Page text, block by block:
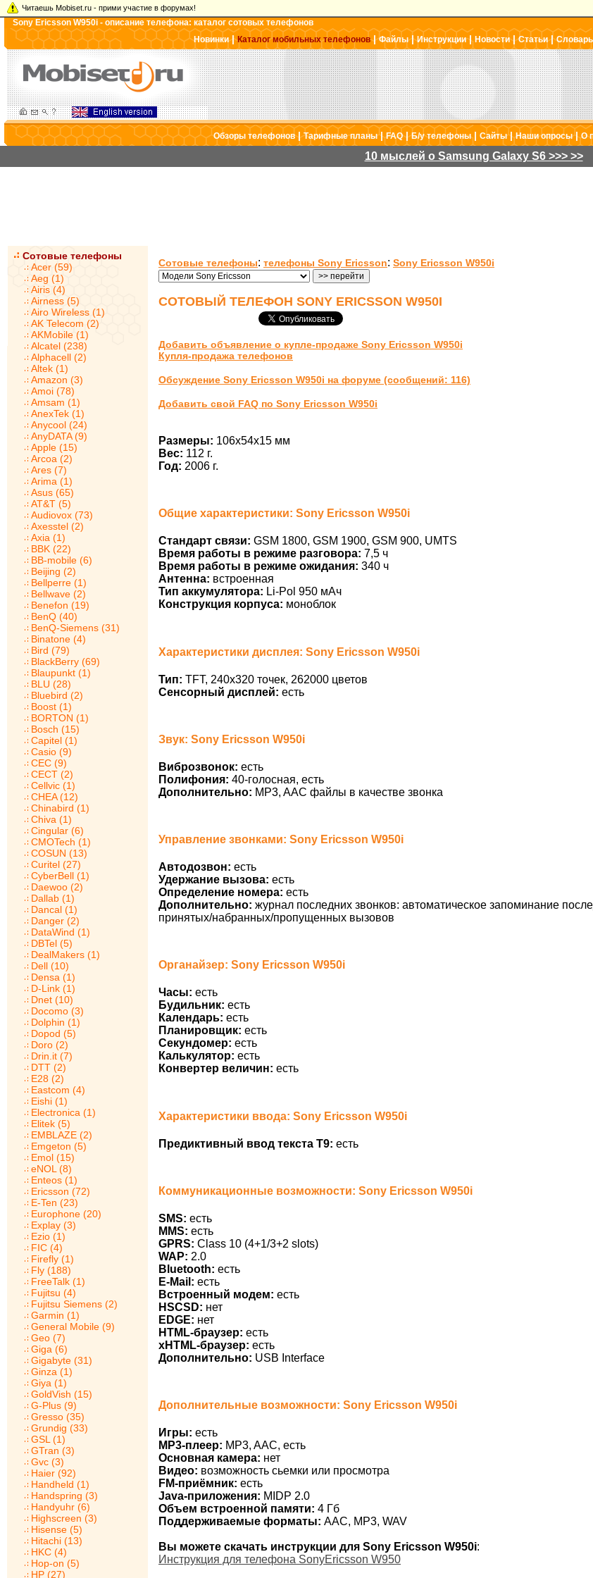
Читаешь Mobiset.ru - прими участие в форумах!
Sony Ericsson W950i - описание телефона: каталог сотовых телефонов
Новинки|Каталог мобильных телефонов|Файлы|Инструкции| Новости|Статьи|
Обзоры телефонов|Тарифные планы|FAQ|Б/у телефоны| Сайты|Наши опросы|О
10 мыслей о Samsung Galaxy S6 >>> >>
Сотовые телефоны
Acer (59)
Aeg (1)
Airis (4)
Airness (5)
Airo Wireless (1)
AK Telecom (2)
AKMobile (1)
Alcatel (238)
Alphacell (2)
Altek (1)
Amazon (3)
Amoi (78)
Amsam (1)
AnexTek (1)
Anycool (24)
AnyDATA (9)
Apple (15)
Arcoa (2)
Ares (7)
Arima (1)
Asus (65)
AT&T (5)
Audiovox (73)
Axesstel (2)
Axia (1)
BBK (22)
BB-mobile (6)
Beijing (2)
Bellperre (1)
Bellwave (2)
Benefon (19)
BenQ (40)
BenQ-Siemens (31)
Binatone (4)
Bird (79)
BlackBerry (69)
Blaupunkt (1)
BLU (28)
Bluebird (2)
Boost (1)
BORTON (1)
Bosch (15)
Capitel (1)
Casio (9)
CEC (9)
CECT (2)
Cellvic (1)
CHEA (12)
Chinabird (1)
Chiva (1)
Cingular (6)
CMOTech (1)
COSUN (13)
Curitel (27)
CyberBell (1)
Daewoo (2)
Dallab (1)
Dancal (1)
Danger (2)
DataWind (1)
DBTel (5)
DealMakers (1)
Dell (10)
Densa (1)
D-Link (1)
Dnet (10)
Docomo (3)
Dolphin (1)
Dopod (5)
Doro (2)
Drin.it (7)
DTT (2)
E28 (2)
Eastcom (4)
Eishi (1)
Electronica (1)
Elitek (5)
EMBLAZE (2)
Emgeton (5)
Emol (15)
eNOL (8)
Enteos (1)
Ericsson (72)
E-Ten (23)
Europhone (20)
Explay (3)
Ezio (1)
FIC (4)
Firefly (1)
Fly (188)
FreeTalk (1)
Fujitsu (4)
Fujitsu Siemens (2)
Garmin (1)
General Mobile (9)
Geo (7)
Giga (6)
Gigabyte (31)
Ginza (1)
Giya (1)
GoldVish (15)
G-Plus (9)
Gresso (35)
Grundig (33)
GSL (1)
GTran (3)
Gvc (3)
Haier (92)
Handheld (1)
Handspring (3)
Handyuhr (6)
Highscreen (3)
Hisense (5)
Hitachi (13)
HKC (4)
Hop-on (5)
HP (27)
Сотовые телефоны: телефоны Sony Ericsson: Sony Ericsson W950i
СОТОВЫЙ ТЕЛЕФОН SONY ERICSSON W950I
Добавить объявление о купле-продаже Sony Ericsson W950i
Купля-продажа телефонов
Обсуждение Sony Ericsson W950i на форуме (сообщений: 116)
Добавить свой FAQ по Sony Ericsson W950i
Размеры: 106x54x15 мм
Вес: 112 г.
Год: 2006 г.
Общие характеристики: Sony Ericsson W950i
Стандарт связи: GSM 1800, GSM 1900, GSM 900, UMTS
Время работы в режиме разговора: 7,5 ч
Время работы в режиме ожидания: 340 ч
Антенна: встроенная
Тип аккумулятора: Li-Pol 950 мАч
Конструкция корпуса: моноблок
Характеристики дисплея: Sony Ericsson W950i
Тип: TFT, 240х320 точек, 262000 цветов
Сенсорный дисплей: есть
Звук: Sony Ericsson W950i
Виброзвонок: есть
Полифония: 40-голосная, есть
Дополнительно: MP3, AAC файлы в качестве звонка
Управление звонками: Sony Ericsson W950i
Автодозвон: есть
Удержание вызова: есть
Определение номера: есть
Дополнительно: журнал последних звонков: автоматическое запоминание
принятых/набранных/пропущенных вызовов
Органайзер: Sony Ericsson W950i
Часы: есть
Будильник: есть
Календарь: есть
Планировщик: есть
Секундомер: есть
Калькулятор: есть
Конвертер величин: есть
Характеристики ввода: Sony Ericsson W950i
Предиктивный ввод текста Т9: есть
Коммуникационные возможности: Sony Ericsson W950i
SMS: есть
MMS: есть
GPRS: Class 10 (4+1/3+2 slots)
WAP: 2.0
Bluetooth: есть
E-Mail: есть
Встроенный модем: есть
HSCSD: нет
EDGE: нет
HTML-браузер: есть
xHTML-браузер: есть
Дополнительно: USB Interface
Дополнительные возможности: Sony Ericsson W950i
Игры: есть
MP3-плеер: MP3, AAC, есть
Основная камера: нет
Видео: возможность сьемки или просмотра
FM-приёмник: есть
Java-приложения: MIDP 2.0
Объем встроенной памяти: 4 Гб
Поддерживаемые форматы: AAC, MP3, WAV
Вы можете скачать инструкции для Sony Ericsson W950i:
Инструкция для телефона SonyEricsson W950